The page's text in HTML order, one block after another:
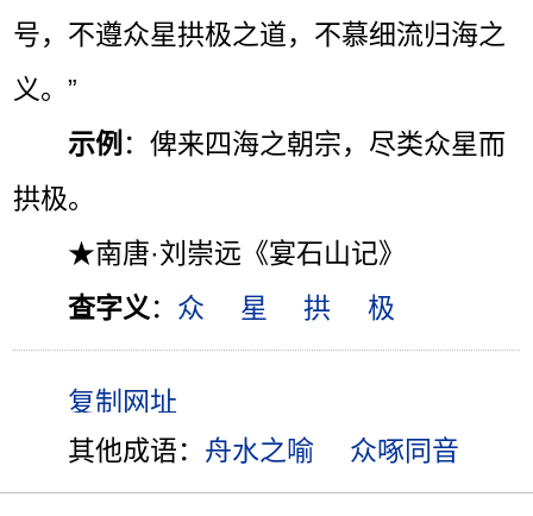
号，不遵众星拱极之道，不慕细流归海之
义。”
示例 ：俾来四海之朝宗，尽类众星而
拱极。
★南唐·刘崇远《宴石山记》
查字义 ： 众 星 拱 极
其他成语： 舟水之喻 众啄同音